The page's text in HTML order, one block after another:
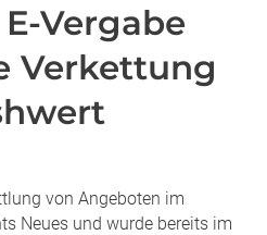
Vergabe
Verkettung
von Angeboten im
Neues und wurde bereits im